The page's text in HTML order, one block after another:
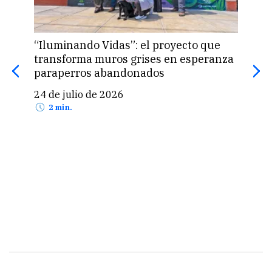
“Iluminando Vidas”: el proyecto que
transforma muros grises en esperanza
paraperros abandonados
24 de julio de 2026
2 min.